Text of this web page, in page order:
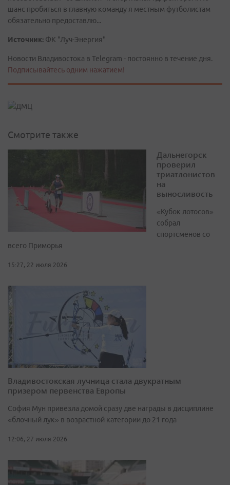
шанс пробиться в главную команду я местным футболистам
обязательно предоставлю...
Источник: ФК "Луч-Энергия"
Новости Владивостока в Telegram - постоянно в течение дня.
Подписывайтесь одним нажатием!
Смотрите также
Дальнегорск
проверил
триатлонистов
на
выносливость
«Кубок лотосов»
собрал
спортсменов со
всего Приморья
15:27, 22 июля 2026
Владивостокская лучница стала двукратным
призером первенства Европы
София Мун привезла домой сразу две награды в дисциплине
«блочный лук» в возрастной категории до 21 года
12:06, 27 июля 2026